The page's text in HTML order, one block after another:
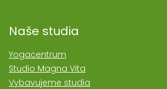
Naše studia
Yogacentrum
Studio Magna Vita
Vybavujeme studia